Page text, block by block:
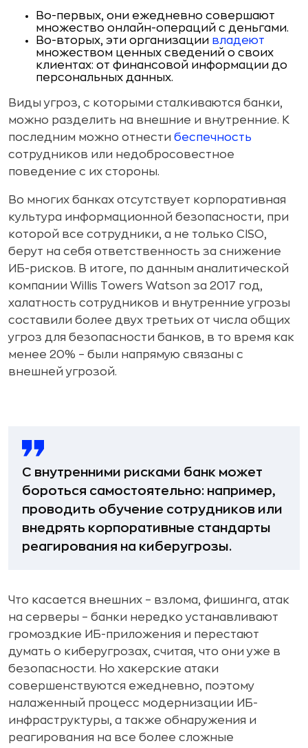
Во-первых, они ежедневно совершают
множество онлайн-операций с деньгами.
Во-вторых, эти организации владеют
множеством ценных сведений о своих
клиентах: от финансовой информации до
персональных данных.
Виды угроз, с которыми сталкиваются банки,
можно разделить на внешние и внутренние. К
последним можно отнести беспечность
сотрудников или недобросовестное
поведение с их стороны.
Во многих банках отсутствует корпоративная
культура информационной безопасности, при
которой все сотрудники, а не только CISO,
берут на себя ответственность за снижение
ИБ-рисков. В итоге, по данным аналитической
компании Willis Towers Watson за 2017 год,
халатность сотрудников и внутренние угрозы
составили более двух третьих от числа общих
угроз для безопасности банков, в то время как
менее 20% – были напрямую связаны с
внешней угрозой.
С внутренними рисками банк может
бороться самостоятельно: например,
проводить обучение сотрудников или
внедрять корпоративные стандарты
реагирования на киберугрозы.
Что касается внешних – взлома, фишинга, атак
на серверы – банки нередко устанавливают
громоздкие ИБ-приложения и перестают
думать о киберугрозах, считая, что они уже в
безопасности. Но хакерские атаки
совершенствуются ежедневно, поэтому
налаженный процесс модернизации ИБ-
инфраструктуры, а также обнаружения и
реагирования на все более сложные